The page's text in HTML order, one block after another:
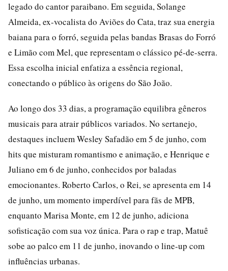
legado do cantor paraibano. Em seguida, Solange
Almeida, ex-vocalista do Aviões do Cata, traz sua energia
baiana para o forró, seguida pelas bandas Brasas do Forró
e Limão com Mel, que representam o clássico pé-de-serra.
Essa escolha inicial enfatiza a essência regional,
conectando o público às origens do São João.
Ao longo dos 33 dias, a programação equilibra gêneros
musicais para atrair públicos variados. No sertanejo,
destaques incluem Wesley Safadão em 5 de junho, com
hits que misturam romantismo e animação, e Henrique e
Juliano em 6 de junho, conhecidos por baladas
emocionantes. Roberto Carlos, o Rei, se apresenta em 14
de junho, um momento imperdível para fãs de MPB,
enquanto Marisa Monte, em 12 de junho, adiciona
sofisticação com sua voz única. Para o rap e trap, Matuê
sobe ao palco em 11 de junho, inovando o line-up com
influências urbanas.